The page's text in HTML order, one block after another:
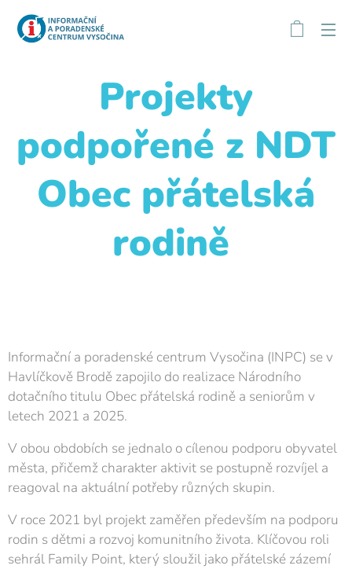
Projekty
podpořené z NDT
Obec přátelská
rodině
Informační a poradenské centrum Vysočina (INPC) se v
Havlíčkově Brodě zapojilo do realizace Národního
dotačního titulu Obec přátelská rodině a seniorům v
letech 2021 a 2025.
V obou obdobích se jednalo o cílenou podporu obyvatel
města, přičemž charakter aktivit se postupně rozvíjel a
reagoval na aktuální potřeby různých skupin.
V roce 2021 byl projekt zaměřen především na podporu
rodin s dětmi a rozvoj komunitního života. Klíčovou roli
sehrál Family Point, který sloužil jako přátelské zázemí